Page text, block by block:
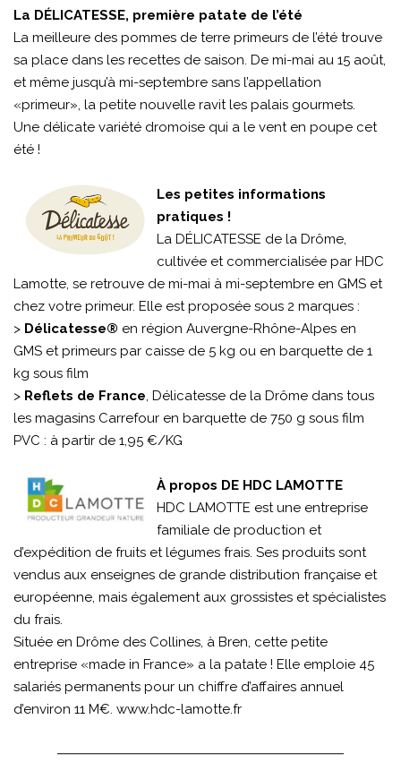
La DÉLICATESSE, première patate de l’été
La meilleure des pommes de terre primeurs de l’été trouve
sa place dans les recettes de saison. De mi-mai au 15 août,
et même jusqu’à mi-septembre sans l’appellation
«primeur», la petite nouvelle ravit les palais gourmets.
Une délicate variété dromoise qui a le vent en poupe cet
été !
Les petites informations
pratiques !
La DÉLICATESSE de la Drôme,
cultivée et commercialisée par HDC
Lamotte, se retrouve de mi-mai à mi-septembre en GMS et
chez votre primeur. Elle est proposée sous 2 marques :
> Délicatesse® en région Auvergne-Rhône-Alpes en
GMS et primeurs par caisse de 5 kg ou en barquette de 1
kg sous film
> Reflets de France , Délicatesse de la Drôme dans tous
les magasins Carrefour en barquette de 750 g sous film
PVC : à partir de 1,95 €/KG
À propos DE HDC LAMOTTE
HDC LAMOTTE est une entreprise
familiale de production et
d’expédition de fruits et légumes frais. Ses produits sont
vendus aux enseignes de grande distribution française et
européenne, mais également aux grossistes et spécialistes
du frais.
Située en Drôme des Collines, à Bren, cette petite
entreprise «made in France» a la patate ! Elle emploie 45
salariés permanents pour un chiffre d’affaires annuel
d’environ 11 M€. www.hdc-lamotte.fr